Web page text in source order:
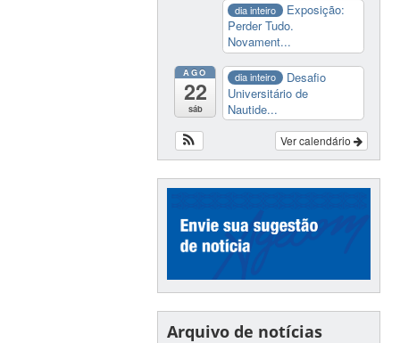
dia inteiro
Exposição:
Perder Tudo.
Novament...
AGO
22
sáb
dia inteiro
Desafio
Universitário de
Nautide...
Ver calendário
Arquivo de notícias